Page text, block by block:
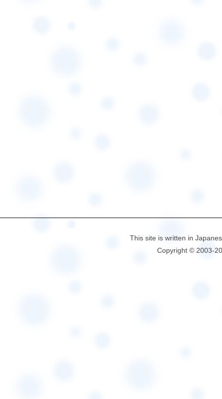
This site is written in
Copyright © 2003-